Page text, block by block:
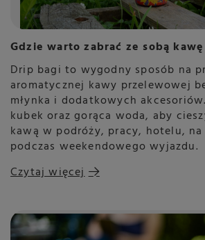
Gdzie warto zabrać ze sobą
Drip bagi to wygodny sposób na
aromatycznej kawy przelewowej
młynka i dodatkowych
kubek oraz gorąca woda, aby
kawą w podróży, pracy, hotelu,
podczas weekendowego wyjazdu.
Czytaj więcej